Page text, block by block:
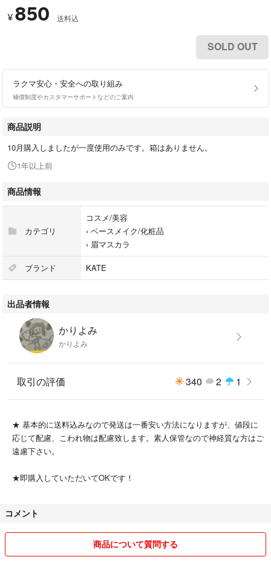
¥ 850 送料込
SOLD OUT
ラクマ安心・安全への取り組み
補償制度やカスタマーサポートなどのご案内
商品説明
10月購入しましたが一度使用のみです。箱はありません。
1年以上前
商品情報
カテゴリ
コスメ/美容
› ベースメイク/化粧品
› 眉マスカラ
ブランド KATE
出品者情報
かりよみ
かりよみ
取引の評価 340 2 1
★ 基本的に送料込みなので発送は一番安い方法になりますが、値段に
応じて配慮、こわれ物は配慮致します。素人保管なので神経質な方はご
遠慮下さい。
★即購入していただいてOKです！
コメント
商品について質問する